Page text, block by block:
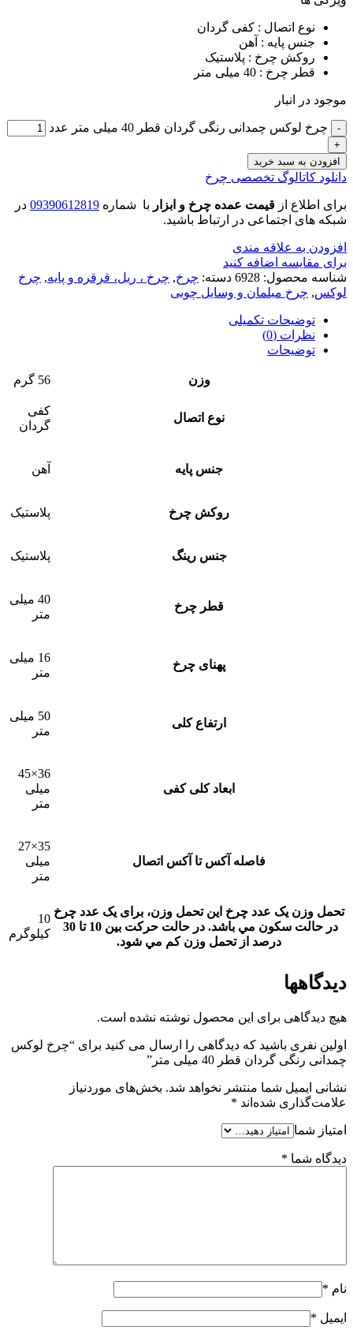
نوع اتصال : کفی گردان
جنس پایه : آهن
روکش چرخ : پلاستیک
قطر چرخ : 40 میلی متر
موجود در انبار
چرخ لوکس چمدانی رنگی گردان قطر 40 میلی متر عدد
افزودن به سبد خرید
دانلود کاتالوگ تخصصی چرخ
برای اطلاع از قیمت عمده چرخ و ابزار با شماره 09390612819 در
شبکه های اجتماعی در ارتباط باشید.
افزودن به علاقه مندی
برای مقایسه اضافه کنید
شناسه محصول: 6928 دسته: چرخ, چرخ ، ریل، قرقره و پایه, چرخ
لوکس, چرخ مبلمان و وسایل چوبی
توضیحات تکمیلی
نظرات (0)
توضیحات
وزن 56 گرم
نوع اتصال
کفی
گردان
جنس پایه آهن
روکش چرخ پلاستیک
جنس رینگ پلاستیک
قطر چرخ
40 میلی
متر
پهنای چرخ
16 میلی
متر
ارتفاع کلی
50 میلی
متر
ابعاد کلی کفی
36×45
میلی
متر
فاصله آکس تا آکس اتصال
35×27
میلی
متر
تحمل وزن یک عدد چرخ این تحمل وزن، برای يک عدد چرخ
درصد از تحمل وزن کم مي شود.
10
کیلوگرم
دیدگاهها
هیچ دیدگاهی برای این محصول نوشته نشده است.
اولین نفری باشید که دیدگاهی را ارسال می کنید برای “چرخ لوکس
چمدانی رنگی گردان قطر 40 میلی متر”
نشانی ایمیل شما منتشر نخواهد شد. بخش‌های موردنیاز
علامت‌گذاری شده‌اند *
امتیاز شما
دیدگاه شما *
نام *
ایمیل *